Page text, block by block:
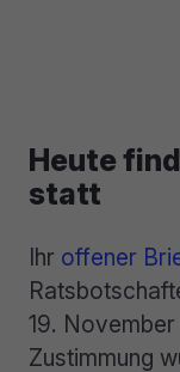
Heute
statt
Ihr offener
19.
Zustimmung